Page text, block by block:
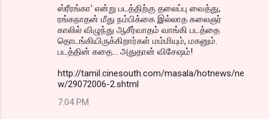
ஸ்ரீரங்கா' என்று படத்திற்கு தலைப்பு வைத்து,
ரங்கநாதன் மீது நம்பிக்கை இல்லாத கலைஞர்
காலில் விழுந்து ஆசீர்வாதம் வாங்கி படத்தை
தொடங்கியிருக்கிறார்கள் மம்மியும், மகனும்.
படத்தின் கதை... அதுதான் விசேஷம்!
http://tamil.cinesouth.com/masala/hotnews/ne
w/29072006-2.shtml
7:04 PM